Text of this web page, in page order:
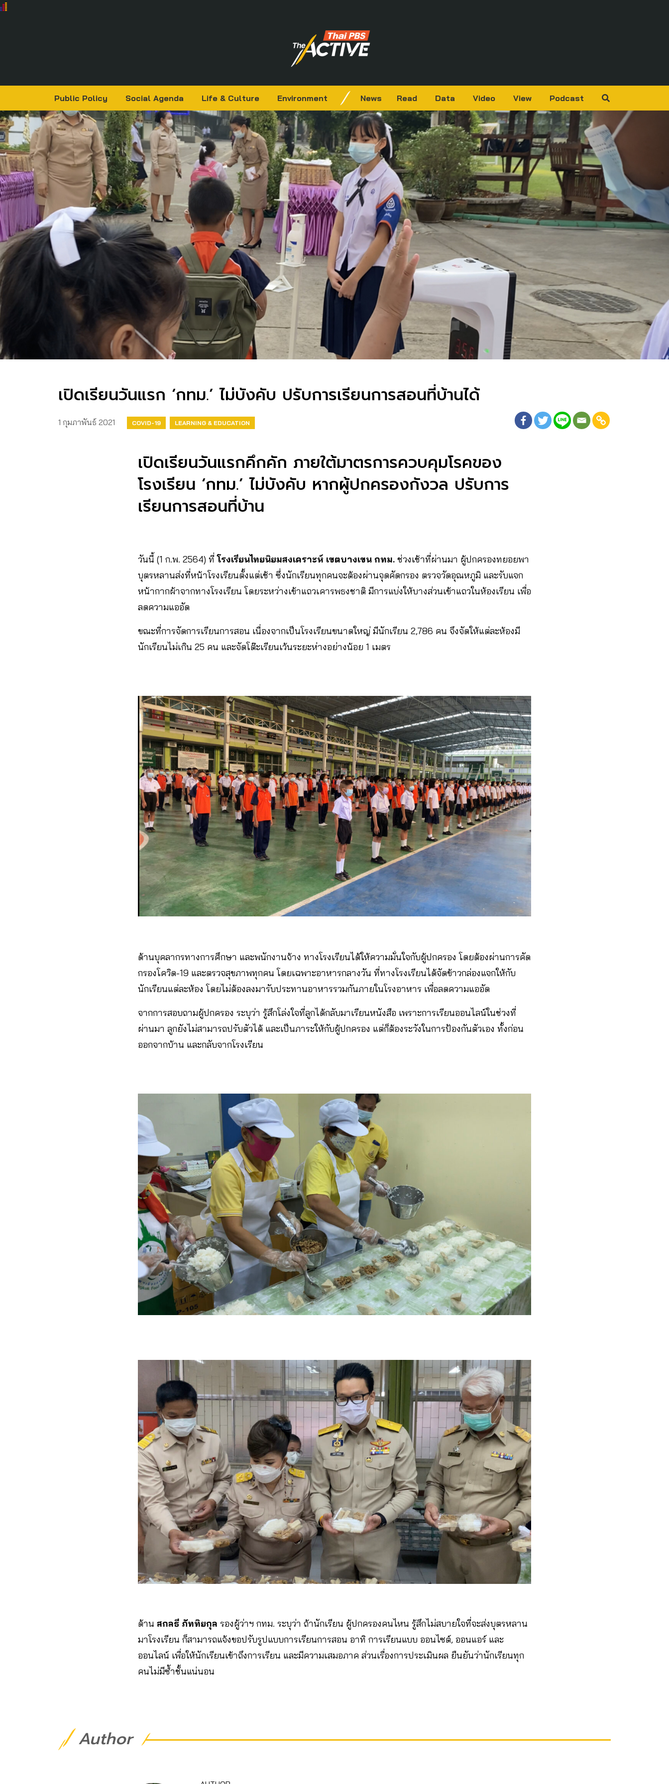
Public Policy Social Agenda Life & Culture Environment News Read Data Video View Podcast
เปิดเรียนวันแรก ‘กทม.’ ไม่บังคับ ปรับการเรียนการสอนที่บ้านได้
1 กุมภาพันธ์ 2021 COVID-19 LEARNING & EDUCATION
เปิดเรียนวันแรกคึกคัก ภายใต้มาตรการควบคุมโรคของ
โรงเรียน ‘กทม.’ ไม่บังคับ หากผู้ปกครองกังวล ปรับการ
เรียนการสอนที่บ้าน
วันนี้ (1 ก.พ. 2564) ที่โรงเรียนไทยนิยมสงเคราะห์ เขตบางเขน กทม. ช่วงเช้าที่ผ่านมา ผู้ปกครองทยอยพา
บุตรหลานส่งที่หน้าโรงเรียนตั้งแต่เช้า ซึ่งนักเรียนทุกคนจะต้องผ่านจุดคัดกรอง ตรวจวัดอุณหภูมิ และรับแจก
หน้ากากผ้าจากทางโรงเรียน โดยระหว่างเข้าแถวเคารพธงชาติ มีการแบ่งให้บางส่วนเข้าแถวในห้องเรียน เพื่อ
ลดความแออัด
ขณะที่การจัดการเรียนการสอน เนื่องจากเป็นโรงเรียนขนาดใหญ่ มีนักเรียน 2,786 คน จึงจัดให้แต่ละห้องมี
นักเรียนไม่เกิน 25 คน และจัดโต๊ะเรียนเว้นระยะห่างอย่างน้อย 1 เมตร
ด้านบุคลากรทางการศึกษา และพนักงานจ้าง ทางโรงเรียนได้ให้ความมั่นใจกับผู้ปกครอง โดยต้องผ่านการคัด
กรองโควิด-19 และตรวจสุขภาพทุกคน โดยเฉพาะอาหารกลางวัน ที่ทางโรงเรียนได้จัดข้าวกล่องแจกให้กับ
นักเรียนแต่ละห้อง โดยไม่ต้องลงมารับประทานอาหารรวมกันภายในโรงอาหาร เพื่อลดความแออัด
จากการสอบถามผู้ปกครอง ระบุว่า รู้สึกโล่งใจที่ลูกได้กลับมาเรียนหนังสือ เพราะการเรียนออนไลน์ในช่วงที่
ผ่านมา ลูกยังไม่สามารถปรับตัวได้ และเป็นภาระให้กับผู้ปกครอง แต่ก็ต้องระวังในการป้องกันตัวเอง ทั้งก่อน
ออกจากบ้าน และกลับจากโรงเรียน
ด้าน สกลธี ภัททิยกุล รองผู้ว่าฯ กทม. ระบุว่า ถ้านักเรียน ผู้ปกครองคนไหน รู้สึกไม่สบายใจที่จะส่งบุตรหลาน
มาโรงเรียน ก็สามารถแจ้งขอปรับรูปแบบการเรียนการสอน อาทิ การเรียนแบบ ออนไซต์, ออนแอร์ และ
ออนไลน์ เพื่อให้นักเรียนเข้าถึงการเรียน และมีความเสมอภาค ส่วนเรื่องการประเมินผล ยืนยันว่านักเรียนทุก
คนไม่มีซ้ำชั้นแน่นอน
Author